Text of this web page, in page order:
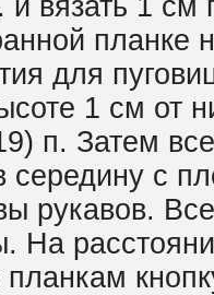
вязать 1 см
планке
для
1 см от
п. Затем
середину с
рукавов.
На
планкам